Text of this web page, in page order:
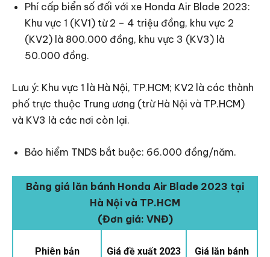
Phí cấp biển số đối với xe Honda Air Blade 2023:
Khu vực 1 (KV1) từ 2 – 4 triệu đồng, khu vực 2
(KV2) là 800.000 đồng, khu vực 3 (KV3) là
50.000 đồng.
Lưu ý: Khu vực 1 là Hà Nội, TP.HCM; KV2 là các thành
phố trực thuộc Trung ương (trừ Hà Nội và TP.HCM)
và KV3 là các nơi còn lại.
Bảo hiểm TNDS bắt buộc: 66.000 đồng/năm.
Bảng giá lăn bánh Honda Air Blade 2023 tại
Hà Nội và TP.HCM
(Đơn giá: VNĐ)
Phiên bản Giá đề xuất 2023 Giá lăn bánh